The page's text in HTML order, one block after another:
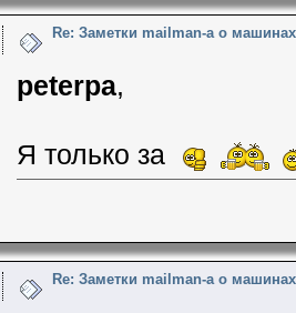
Re: Заметки mailman-a о
peterpa,
Я только за
Re: Заметки mailman-a о